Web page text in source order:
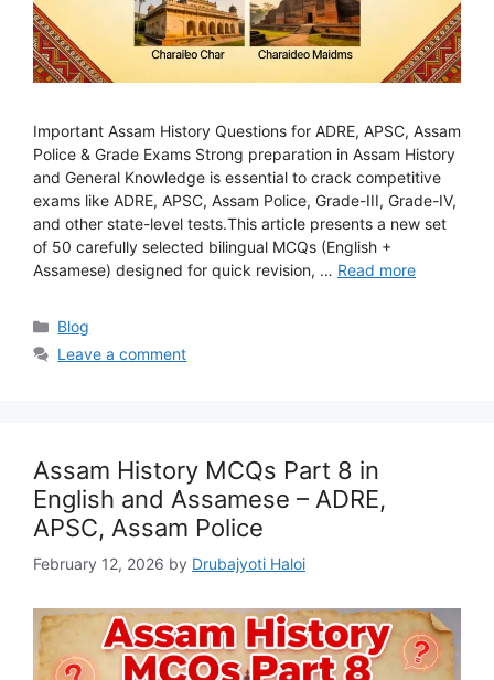
Important Assam History Questions for ADRE, APSC, Assam
Police & Grade Exams Strong preparation in Assam History
and General Knowledge is essential to crack competitive
exams like ADRE, APSC, Assam Police, Grade-III, Grade-IV,
and other state-level tests.This article presents a new set
of 50 carefully selected bilingual MCQs (English +
Assamese) designed for quick revision, … Read more
Categories
Blog
Leave a comment
Assam History MCQs Part 8 in
English and Assamese – ADRE,
APSC, Assam Police
February 12, 2026 by Drubajyoti Haloi